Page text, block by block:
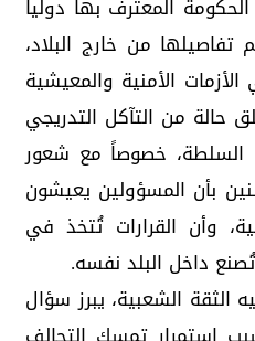
المعترف بها دولياً
من خارج البلاد،
الأمنية والمعيشية
حالة من التآكل التدريجي
خصوصاً مع شعور
بأن المسؤولين يعيشون
وأن القرارات تُتخذ في
داخل البلد نفسه.
الثقة الشعبية، يبرز سؤال